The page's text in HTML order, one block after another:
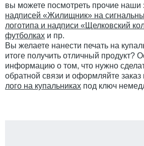
вы можете посмотреть прочие наши
надписей «Жилищник» на
логотипа и надписи «Щелковский
футболках и пр.
Вы желаете нанести печать на
итоге получить отличный продукт?
информацию о том, что нужно
обратной связи и оформляйте
лого на купальниках под ключ